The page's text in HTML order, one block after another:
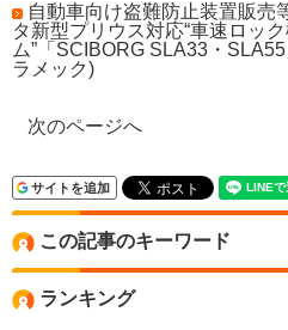
自動車向け盗難防止装置販売
タ新型プリウス対応“車速ロッ
ム”「SCIBORG SLA33・
ラメック)
次のページへ
サイトを追加
この記事のキーワード
ランキング